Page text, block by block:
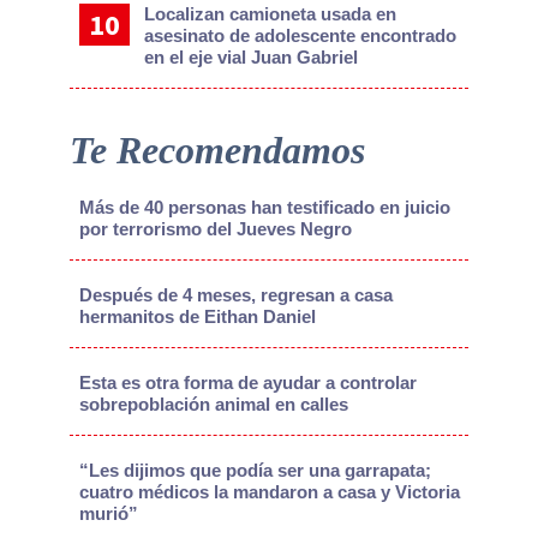
Localizan camioneta usada en
asesinato de adolescente encontrado
en el eje vial Juan Gabriel
Te Recomendamos
Más de 40 personas han testificado en juicio
por terrorismo del Jueves Negro
Después de 4 meses, regresan a casa
hermanitos de Eithan Daniel
Esta es otra forma de ayudar a controlar
sobrepoblación animal en calles
“Les dijimos que podía ser una garrapata;
cuatro médicos la mandaron a casa y Victoria
murió”